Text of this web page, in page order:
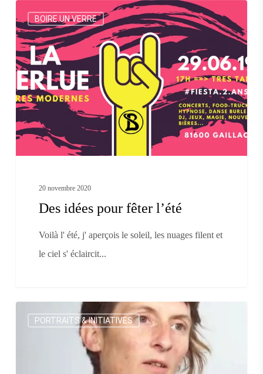
idées
pour
fêter
l’été
BOIRE UN VERRE
20 novembre 2020
Des idées pour fêter l’été
Voilà l' été, j' aperçois le soleil, les nuages filent et
le ciel s' éclaircit...
Brûlet
PORTRAITS & INITIATIVES